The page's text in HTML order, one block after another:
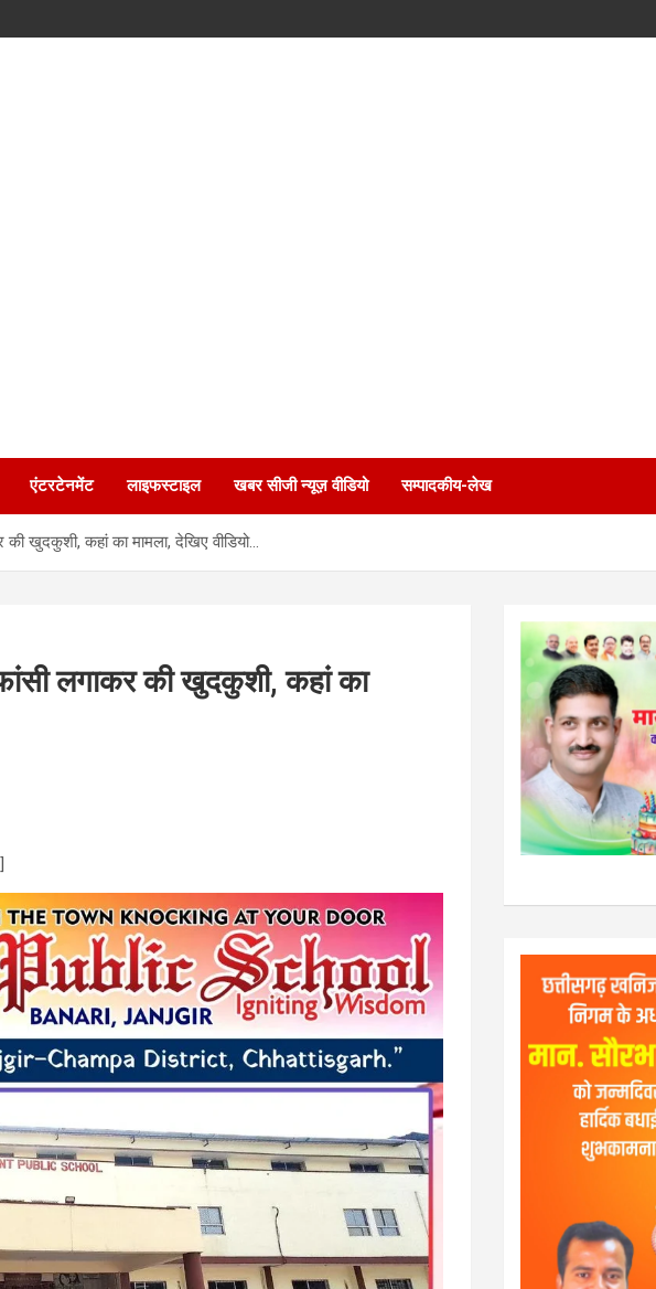
एंटरटेनमेंट लाइफस्टाइल खबर सीजी न्यूज़ वीडियो सम्पादकीय-लेख
खुदकुशी, कहां का मामला, देखिए वीडियो…
लगाकर की खुदकुशी, कहां का